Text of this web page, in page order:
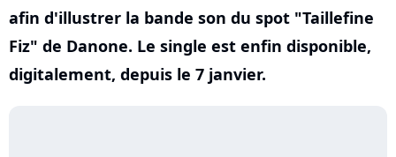
afin d'illustrer la bande son du spot "Taillefine
Fiz" de Danone. Le single est enfin disponible,
digitalement, depuis le 7 janvier.